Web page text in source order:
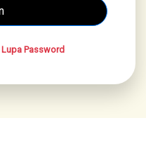
Lupa Password